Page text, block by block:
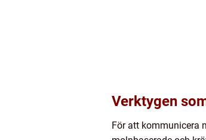
Verktygen
För att kommunicera